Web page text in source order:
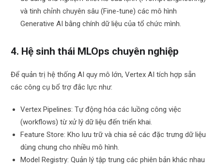
và tinh chỉnh chuyên sâu (Fine-tune) các mô hình
Generative AI bằng chính dữ liệu của tổ chức mình.
4. Hệ sinh thái MLOps chuyên nghiệp
Để quản trị hệ thống AI quy mô lớn, Vertex AI tích hợp sẵn
các công cụ bổ trợ đắc lực như:
Vertex Pipelines: Tự động hóa các luồng công việc
(workflows) từ xử lý dữ liệu đến triển khai.
Feature Store: Kho lưu trữ và chia sẻ các đặc trưng dữ liệu
dùng chung cho nhiều mô hình.
Model Registry: Quản lý tập trung các phiên bản khác nhau